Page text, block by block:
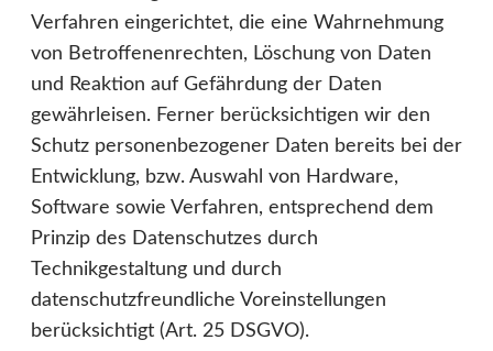
Verfahren eingerichtet, die eine Wahrnehmung
von Betroffenenrechten, Löschung von Daten
und Reaktion auf Gefährdung der Daten
gewährleisen. Ferner berücksichtigen wir den
Schutz personenbezogener Daten bereits bei der
Entwicklung, bzw. Auswahl von Hardware,
Software sowie Verfahren, entsprechend dem
Prinzip des Datenschutzes durch
Technikgestaltung und durch
datenschutzfreundliche Voreinstellungen
berücksichtigt (Art. 25 DSGVO).